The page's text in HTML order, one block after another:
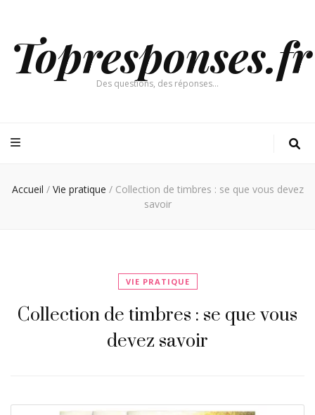
Topresponses.fr
Des questions, des réponses…
Accueil / Vie pratique / Collection de timbres : se que vous devez
savoir
VIE PRATIQUE
Collection de timbres : se que vous
devez savoir